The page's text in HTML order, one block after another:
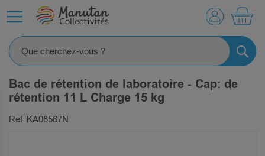
Bac de rétention de laboratoire - Cap: de
rétention 11 L Charge 15 kg
Ref: KA08567N